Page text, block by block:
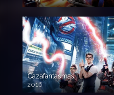
720p HD
Cazafantasmas
2016
720p HD